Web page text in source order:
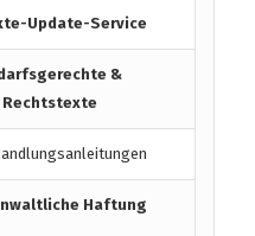
Update-Service
&
Rechtstexte
Haftung